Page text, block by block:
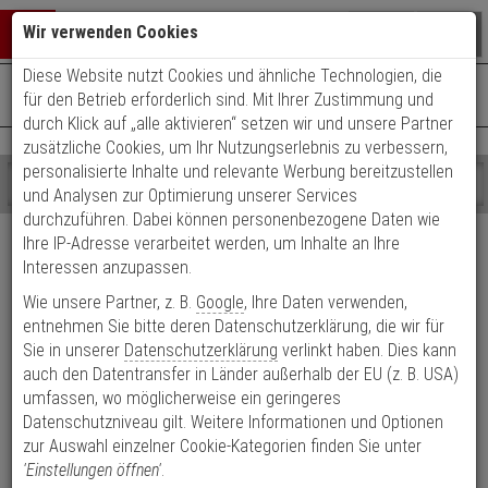
Warenkorb schließen
0 ARTIKEL IM WARENKORB
Ihr Warenkorb ist momentan leer.
Ergebnisse ()
Fertig
Shop
durchsuchen
Bitte
geben
Sie
Zeichen
ein,
um
Suche
starten.
wurde
noch
Suche
gestartet
+49 (0)821 899 493-0Mo. - Do.: 8:00 - 16:30 | Fr.: 8:00 - 14:00 Uhr
Versand & Lieferung
Bitte wählen Sie Ihr Lieferland.
Welche Lieferoptionen kann ich nach der Bestellung
auswählen?
Wir verwenden Cookies
Diese Website nutzt Cookies und ähnliche Technologien, die
für den Betrieb erforderlich sind. Mit Ihrer Zustimmung und
durch Klick auf „alle aktivieren“ setzen wir und unsere Partner
zusätzliche Cookies, um Ihr Nutzungserlebnis zu verbessern,
personalisierte Inhalte und relevante Werbung bereitzustellen
und Analysen zur Optimierung unserer Services
durchzuführen. Dabei können personenbezogene Daten wie
Ihre IP-Adresse verarbeitet werden, um Inhalte an Ihre
Interessen anzupassen.
Wie unsere Partner, z. B. Google, Ihre Daten verwenden,
entnehmen Sie bitte deren Datenschutzerklärung, die wir für
Sie in unserer Datenschutzerklärung verlinkt haben. Dies kann
auch den Datentransfer in Länder außerhalb der EU (z. B. USA)
umfassen, wo möglicherweise ein geringeres
Datenschutzniveau gilt. Weitere Informationen und Optionen
zur Auswahl einzelner Cookie-Kategorien finden Sie unter
'Einstellungen öffnen'.